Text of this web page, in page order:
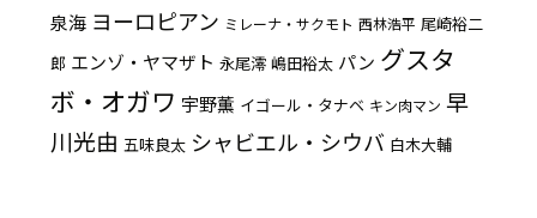
泉海 ヨーロピアン ミレーナ・サクモト 西林浩平 尾崎裕二
郎 エンゾ・ヤマザト 永尾澪 嶋田裕太 パン グスタ
ボ・オガワ 宇野薫 イゴール・タナベ キン肉マン 早
川光由 五味良太 シャビエル・シウバ 白木大輔